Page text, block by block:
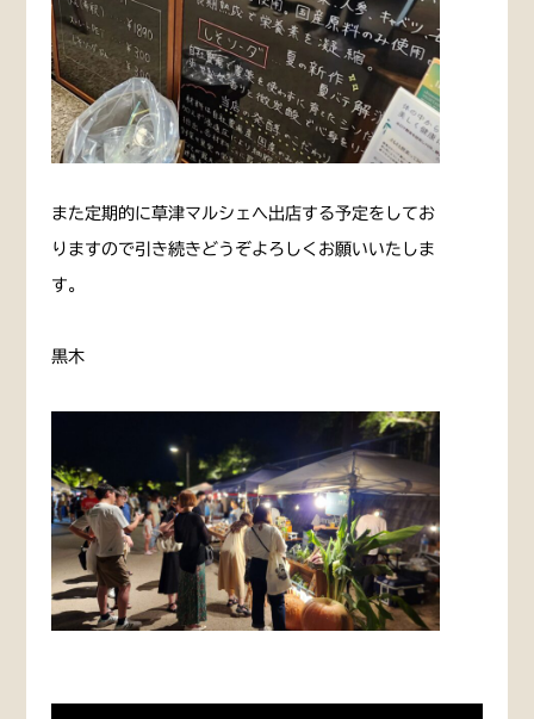
また定期的に草津マルシェへ出店する予定をしてお
りますので引き続きどうぞよろしくお願いいたしま
す。
黒木